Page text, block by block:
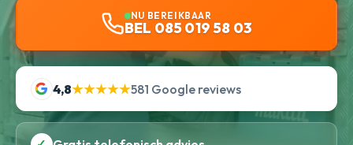
NU BEREIKBAAR
BEL 085 019 58 03
4,8★★★★★581 Google reviews